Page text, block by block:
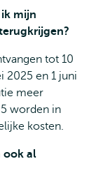
mijn
tot 10
2025 en 1 juni
meer
worden in
kosten.
ook al